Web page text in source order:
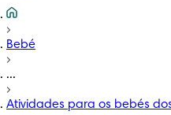
Bebé
...
Atividades para os bebés